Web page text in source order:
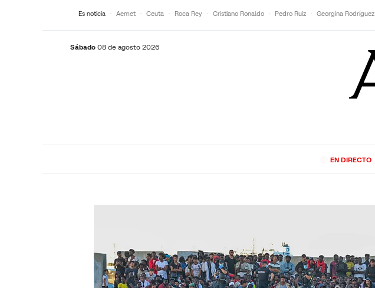
Es noticia Aemet Ceuta Roca Rey Cristiano Ronaldo Pedro Ruiz Georgina Rodríguez
Sábado 08 de agosto 2026
ECONOMÍADEPORTES
EN DIRECTO